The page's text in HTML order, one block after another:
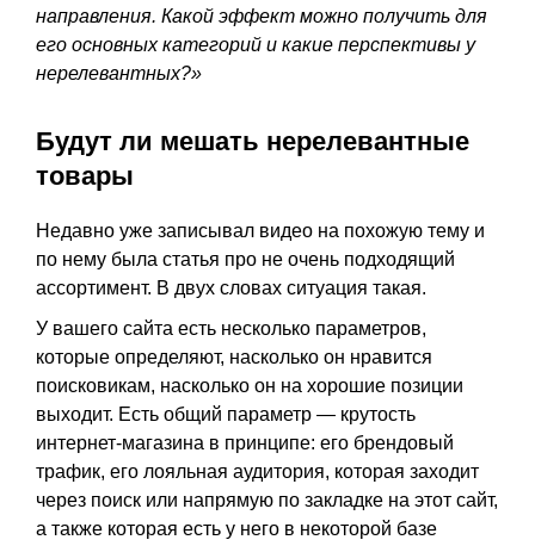
направления. Какой эффект можно получить для
его основных категорий и какие перспективы у
нерелевантных?»
Будут ли мешать нерелевантные
товары
Недавно уже записывал видео на похожую тему и
по нему была статья про не очень подходящий
ассортимент. В двух словах ситуация такая.
У вашего сайта есть несколько параметров,
которые определяют, насколько он нравится
поисковикам, насколько он на хорошие позиции
выходит. Есть общий параметр — крутость
интернет-магазина в принципе: его брендовый
трафик, его лояльная аудитория, которая заходит
через поиск или напрямую по закладке на этот сайт,
а также которая есть у него в некоторой базе